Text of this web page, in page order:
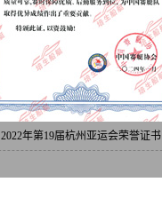
2022年第19届杭州亚运会荣誉证书